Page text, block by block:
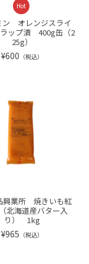
Hot
ン オレンジスライ
ップ漬 400g缶（2
25g）
¥600 （税込）
興業所 焼きいも紅
北海道産バター入
り） 1kg
¥965 （税込）